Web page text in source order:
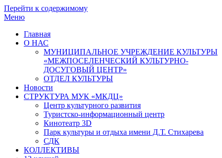
Перейти к содержимому
Меню
Главная
О НАС
МУНИЦИПАЛЬНОЕ УЧРЕЖДЕНИЕ КУЛЬТУРЫ
«МЕЖПОСЕЛЕНЧЕСКИЙ КУЛЬТУРНО-
ДОСУГОВЫЙ ЦЕНТР»
ОТДЕЛ КУЛЬТУРЫ
Новости
СТРУКТУРА МУК «МКДЦ»
Центр культурного развития
Туристско-информационный центр
Кинотеатр 3D
Парк культуры и отдыха имени Д.Т. Стихарева
СДК
КОЛЛЕКТИВЫ